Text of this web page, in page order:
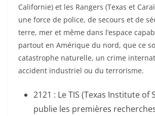
Californie) et les Rangers (Texas et
une force de police, de secours et de
terre, mer et même dans l’espace
partout en Amérique du nord, que ce
catastrophe naturelle, un crime
accident industriel ou du terrorisme.
2121 : Le TIS (Texas Institute of
publie les premières